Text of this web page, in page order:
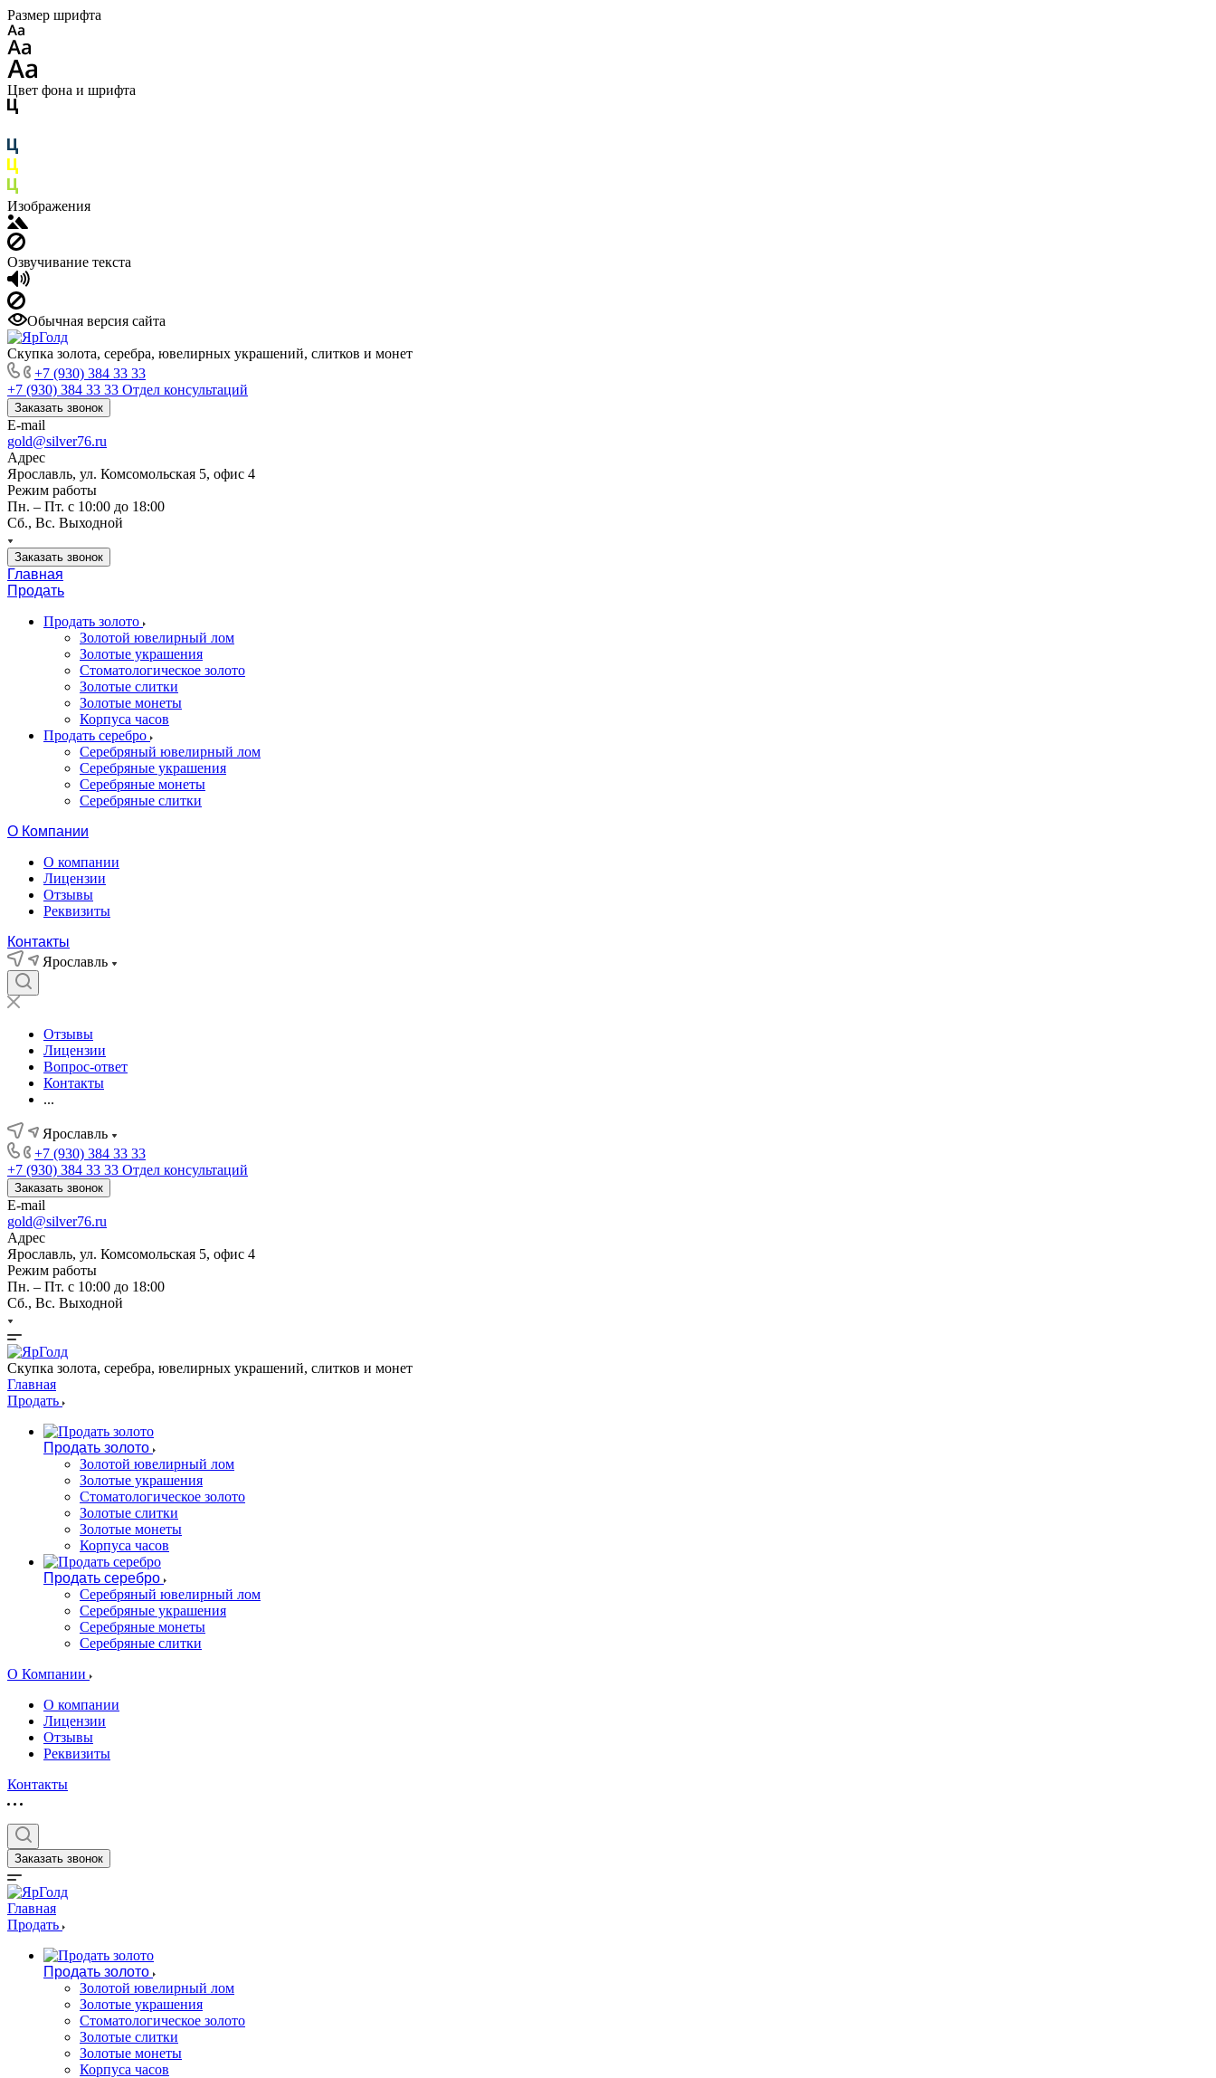
Размер шрифта
Цвет фона и шрифта
Изображения
Озвучивание текста
Обычная версия сайта
Cкупка золота, серебра, ювелирных украшений, слитков и монет
+7 (930) 384 33 33
+7 (930) 384 33 33 Отдел консультаций
Заказать звонок
E-mail
gold@silver76.ru
Адрес
Ярославль, ул. Комсомольская 5, офис 4
Режим работы
Пн. – Пт. с 10:00 до 18:00
Сб., Вс. Выходной
Заказать звонок
Главная
Продать
Продать золото
Золотой ювелирный лом
Золотые украшения
Стоматологическое золото
Золотые слитки
Золотые монеты
Корпуса часов
Продать серебро
Серебряный ювелирный лом
Серебряные украшения
Серебряные монеты
Серебряные слитки
О Компании
О компании
Лицензии
Отзывы
Реквизиты
Контакты
Ярославль
Отзывы
Лицензии
Вопрос-ответ
Контакты
...
Ярославль
+7 (930) 384 33 33
+7 (930) 384 33 33 Отдел консультаций
Заказать звонок
E-mail
gold@silver76.ru
Адрес
Ярославль, ул. Комсомольская 5, офис 4
Режим работы
Пн. – Пт. с 10:00 до 18:00
Сб., Вс. Выходной
Cкупка золота, серебра, ювелирных украшений, слитков и монет
Главная
Продать
Продать золото
Золотой ювелирный лом
Золотые украшения
Стоматологическое золото
Золотые слитки
Золотые монеты
Корпуса часов
Продать серебро
Серебряный ювелирный лом
Серебряные украшения
Серебряные монеты
Серебряные слитки
О Компании
О компании
Лицензии
Отзывы
Реквизиты
Контакты
Заказать звонок
Главная
Продать
Продать золото
Золотой ювелирный лом
Золотые украшения
Стоматологическое золото
Золотые слитки
Золотые монеты
Корпуса часов